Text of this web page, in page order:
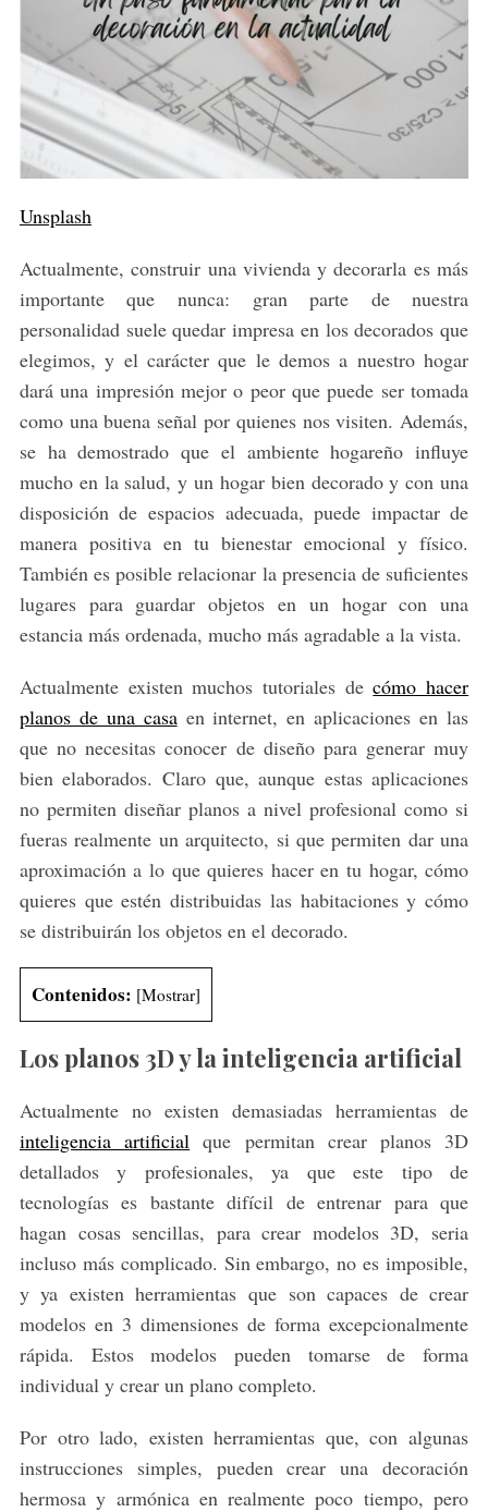
Unsplash
Actualmente, construir una vivienda y decorarla es más
importante que nunca: gran parte de nuestra
personalidad suele quedar impresa en los decorados que
elegimos, y el carácter que le demos a nuestro hogar
dará una impresión mejor o peor que puede ser tomada
como una buena señal por quienes nos visiten. Además,
se ha demostrado que el ambiente hogareño influye
mucho en la salud, y un hogar bien decorado y con una
disposición de espacios adecuada, puede impactar de
manera positiva en tu bienestar emocional y físico.
También es posible relacionar la presencia de suficientes
lugares para guardar objetos en un hogar con una
estancia más ordenada, mucho más agradable a la vista.
Actualmente existen muchos tutoriales decómo hacer
planos de una casaen internet, en aplicaciones en las
que no necesitas conocer de diseño para generar muy
bien elaborados. Claro que, aunque estas aplicaciones
no permiten diseñar planos a nivel profesional como si
fueras realmente un arquitecto, si que permiten dar una
aproximación a lo que quieres hacer en tu hogar, cómo
quieres que estén distribuidas las habitaciones y cómo
se distribuirán los objetos en el decorado.
Contenidos: [Mostrar]
Los planos 3D y la inteligencia artificial
Actualmente no existen demasiadas herramientas de
inteligencia artificial que permitan crear planos 3D
detallados y profesionales, ya que este tipo de
tecnologías es bastante difícil de entrenar para que
hagan cosas sencillas, para crear modelos 3D, seria
incluso más complicado. Sin embargo, no es imposible,
y ya existen herramientas que son capaces de crear
modelos en 3 dimensiones de forma excepcionalmente
rápida. Estos modelos pueden tomarse de forma
individual y crear un plano completo.
Por otro lado, existen herramientas que, con algunas
instrucciones simples, pueden crear una decoración
hermosa y armónica en realmente poco tiempo, pero